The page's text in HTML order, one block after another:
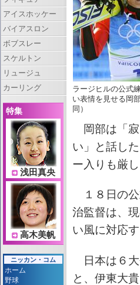
ラージヒルの公式
い表情を見せる岡
同）
岡部は「寂
い」と話し
ー入りも厳
１８日の公
治監督は、
い風に対応
日本は６大
と、伊東大
アイスホッケー
バイアスロン
ボブスレー
スケルトン
リュージュ
カーリング
特集
浅田真央
高木美帆
ニッカン・コム
ホーム
野球